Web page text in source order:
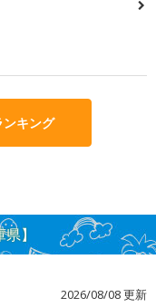
キング
】
2026/08/08 更新